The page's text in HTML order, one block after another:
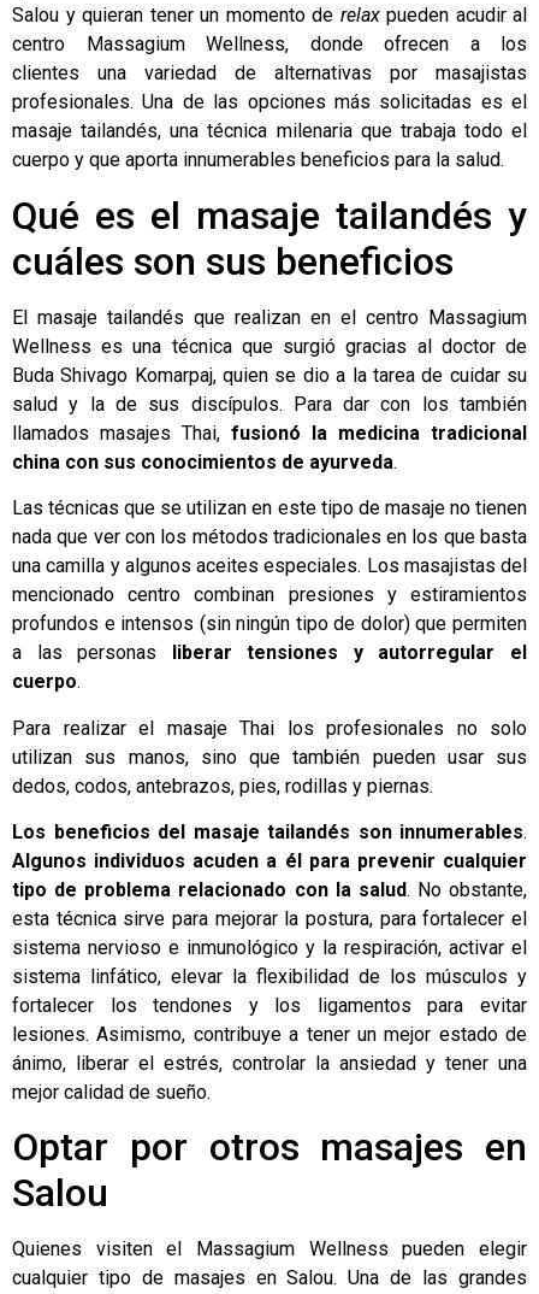
Salou y quieran tener un momento de relax pueden acudir al
centro
Massagium Wellness, donde ofrecen a los
clientes una variedad de alternativas por masajistas
profesionales. Una de las opciones más solicitadas es el
masaje tailandés, una técnica milenaria que trabaja todo el
cuerpo y que aporta innumerables beneficios para la salud.
Qué es el masaje tailandés y
cuáles son sus beneficios
El masaje tailandés que realizan en el centro Massagium
Wellness es una técnica que surgió gracias al doctor de
Buda Shivago Komarpaj, quien se dio a la tarea de cuidar su
salud y la de sus discípulos. Para dar con los también
llamados masajes Thai, fusionó la medicina tradicional
china con sus conocimientos de ayurveda.
Las técnicas que se utilizan en este tipo de masaje no tienen
nada que ver con los métodos tradicionales en los que basta
una camilla y algunos aceites especiales. Los masajistas del
mencionado centro combinan presiones y estiramientos
profundos e intensos (sin ningún tipo de dolor) que permiten
a las personas liberar tensiones y autorregular el
cuerpo.
Para realizar el masaje Thai los profesionales no solo
utilizan sus manos, sino que también pueden usar sus
dedos, codos, antebrazos, pies, rodillas y piernas.
Los beneficios del masaje tailandés son innumerables.
Algunos individuos acuden a él para prevenir cualquier
tipo de problema relacionado con la salud. No obstante,
esta técnica sirve para mejorar la postura, para fortalecer el
sistema nervioso e inmunológico y la respiración, activar el
sistema linfático, elevar la flexibilidad de los músculos y
fortalecer los tendones y los ligamentos para evitar
lesiones. Asimismo, contribuye a tener un mejor estado de
ánimo, liberar el estrés, controlar la ansiedad y tener una
mejor calidad de sueño.
Optar por otros masajes en
Salou
Quienes visiten el Massagium Wellness pueden elegir
cualquier tipo de masajes en Salou. Una de las grandes